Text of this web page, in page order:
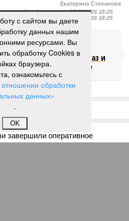
Екатерина Степанова
Опубликовано:27.07.2026 18:25
Отредактировано:
27.07.2026 18:25
Такси в
Петербурге
переведут на газ и
электричество
0
НОВОСТИ
завершили оперативное
США с «маской Бэтмена»
с сайтом вы даете
данных нашим
ресурсами. Вы
обработку Cookies в
браузера.
ознакомьтесь с
обработки
данных»
.
OK